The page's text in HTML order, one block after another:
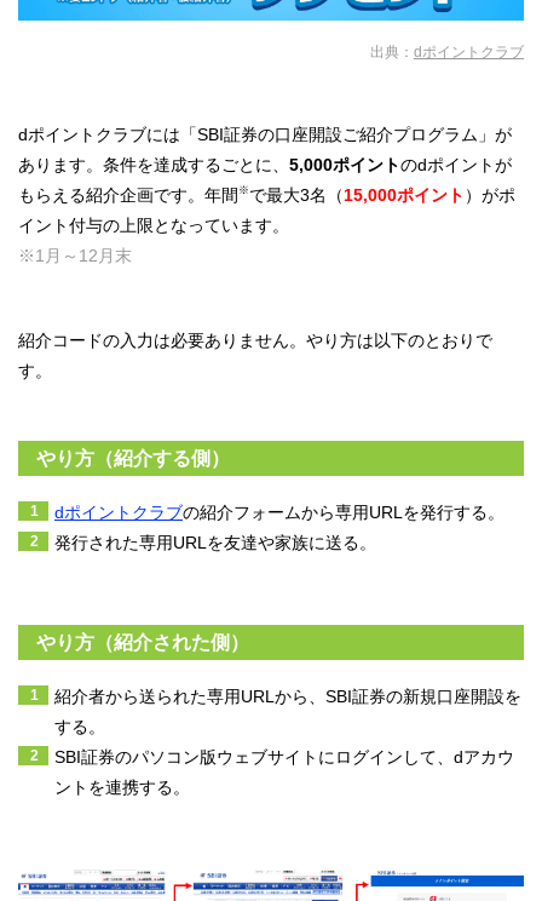
出典： dポイントクラブ
dポイントクラブには「SBI証券の口座開設ご紹介プログラム」が
あります。条件を達成するごとに、 5,000ポイントのdポイントが
もらえる紹介企画です。年間 ※ で最大3名（15,000ポイント ）がポ
イント付与の上限となっています。
※1月～12月末
紹介コードの入力は必要ありません。やり方は以下のとおりで
す。
やり方（紹介する側）
dポイントクラブの紹介フォームから専用URLを発行する。
発行された専用URLを友達や家族に送る。
やり方（紹介された側）
紹介者から送られた専用URLから、SBI証券の新規口座開設を
する。
SBI証券のパソコン版ウェブサイトにログインして、dアカウ
ントを連携する。